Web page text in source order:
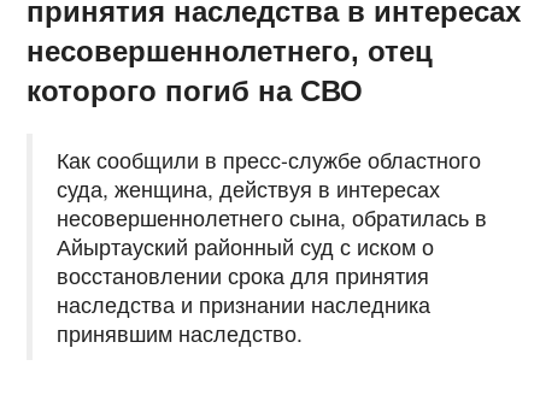
принятия наследства в интересах
несовершеннолетнего, отец
которого погиб на СВО
Как сообщили в пресс-службе областного
суда, женщина, действуя в интересах
несовершеннолетнего сына, обратилась в
Айыртауский районный суд с иском о
восстановлении срока для принятия
наследства и признании наследника
принявшим наследство.